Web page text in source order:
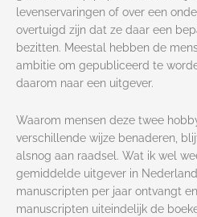
levenservaringen of over een
overtuigd zijn dat ze daar een
bezitten. Meestal hebben de
ambitie om gepubliceerd te
daarom naar een uitgever.
Waarom mensen deze twee
verschillende wijze benaderen,
alsnog aan raadsel. Wat ik wel
gemiddelde uitgever in
manuscripten per jaar ontvangt
manuscripten uiteindelijk de